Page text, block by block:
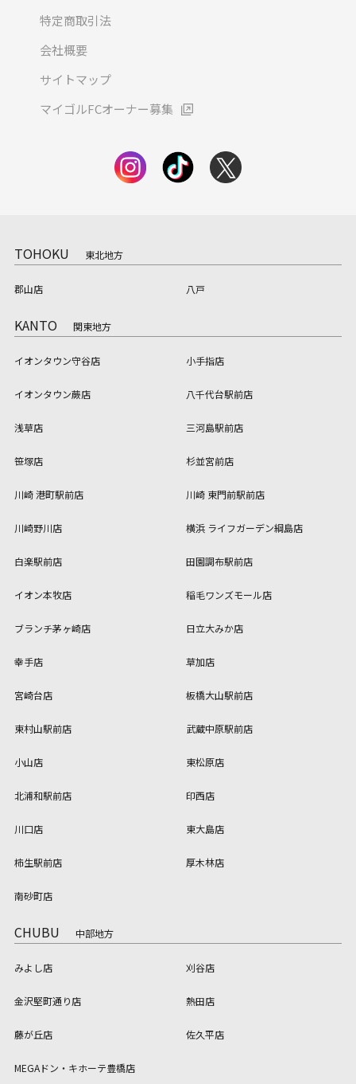
特定商取引法
会社概要
サイトマップ
マイゴルFCオーナー募集
TOHOKU 東北地方
郡山店 八戸
KANTO 関東地方
イオンタウン守谷店 小手指店
イオンタウン蕨店 八千代台駅前店
浅草店 三河島駅前店
笹塚店 杉並宮前店
川崎 港町駅前店 川崎 東門前駅前店
川崎野川店 横浜 ライフガーデン綱島店
白楽駅前店 田園調布駅前店
イオン本牧店 稲毛ワンズモール店
ブランチ茅ヶ崎店 日立大みか店
幸手店 草加店
宮崎台店 板橋大山駅前店
東村山駅前店 武蔵中原駅前店
小山店 東松原店
北浦和駅前店 印西店
川口店 東大島店
柿生駅前店 厚木林店
南砂町店
CHUBU 中部地方
みよし店 刈谷店
金沢堅町通り店 熱田店
藤が丘店 佐久平店
MEGAドン・キホーテ豊橋店